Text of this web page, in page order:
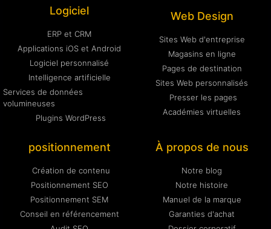
Logiciel
ERP et CRM
Applications iOS et Android
Logiciel personnalisé
Intelligence artificielle
Services de données
volumineuses
Plugins WordPress
Web Design
Sites Web d'entreprise
Magasins en ligne
Pages de destination
Sites Web personnalisés
Presser les pages
Académies virtuelles
positionnement
Création de contenu
Positionnement SEO
Positionnement SEM
Conseil en référencement
À propos de nous
Notre blog
Notre histoire
Manuel de la marque
Garanties d'achat